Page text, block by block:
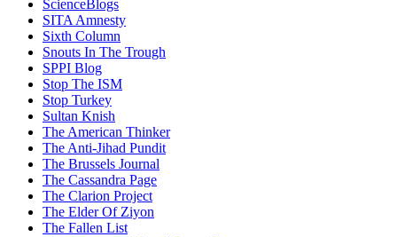
ScienceBlogs
SITA Amnesty
Sixth Column
Snouts In The Trough
SPPI Blog
Stop The ISM
Stop Turkey
Sultan Knish
The American Thinker
The Anti-Jihad Pundit
The Brussels Journal
The Cassandra Page
The Clarion Project
The Elder Of Ziyon
The Fallen List